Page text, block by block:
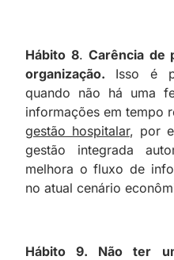
Hábito 8. Carência de
organização. Isso é
quando não há uma
informações em tempo
gestão hospitalar, por
gestão integrada
melhora o fluxo de
no atual cenário
Hábito 9. Não ter